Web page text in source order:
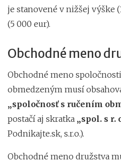
je stanovené v nižšej výške
(5 000 eur).
Obchodné meno
Obchodné meno
obmedzeným musí
„spoločnosť s ručením
postačí aj skratka „spol. s r.
Podnikajte.sk, s.r.o.).
Obchodné meno družstva